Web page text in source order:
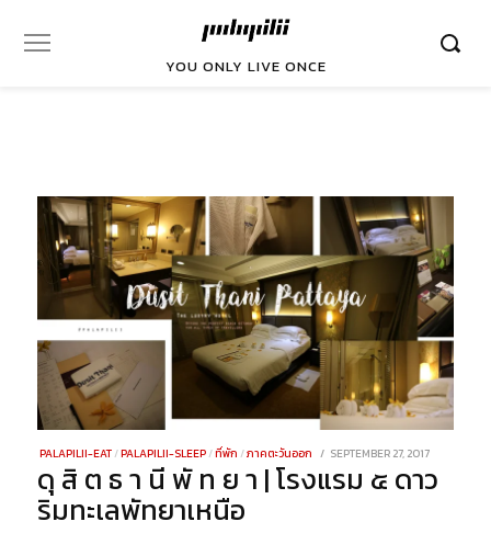
YOU ONLY LIVE ONCE
PALAPILII-EAT /PALAPILII-SLEEP /ที่พัก /ภาคตะวันออก
POSTED
SEPTEMBER 27, 2017
28,
2021
ดุ สิ ต ธ า นี พั ท ย า | โรงแรม ๕ ดาว
ริมทะเลพัทยาเหนือ